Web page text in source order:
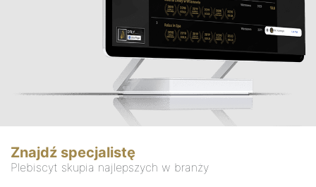
Znajdź specjalistę
Plebiscyt skupia najlepszych w branży